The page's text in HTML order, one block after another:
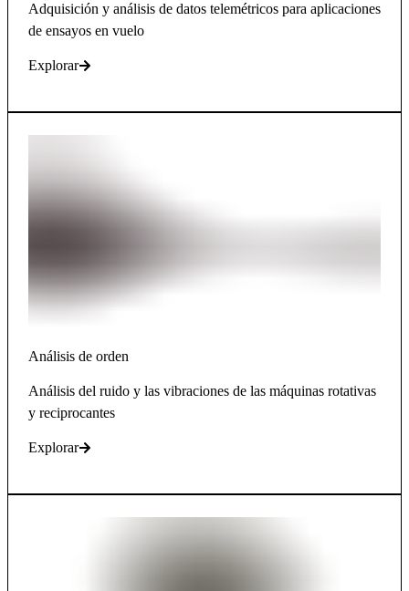
Adquisición y análisis de datos telemétricos para aplicaciones
de ensayos en vuelo
Explorar
Análisis de orden
Análisis del ruido y las vibraciones de las máquinas rotativas
y reciprocantes
Explorar